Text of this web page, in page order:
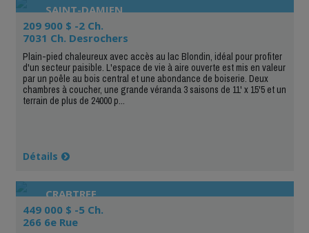
SAINT-DAMIEN
209 900 $ -2 Ch.
7031 Ch. Desrochers
Plain-pied chaleureux avec accès au lac Blondin, idéal pour profiter
d'un secteur paisible. L'espace de vie à aire ouverte est mis en valeur
par un poêle au bois central et une abondance de boiserie. Deux
chambres à coucher, une grande véranda 3 saisons de 11' x 15'5 et un
terrain de plus de 24000 p...
Détails
CRABTREE
449 000 $ -5 Ch.
266 6e Rue